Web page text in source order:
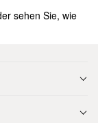
sehen Sie, wie